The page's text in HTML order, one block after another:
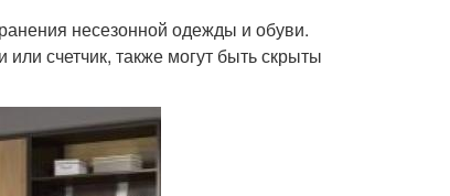
несезонной одежды и обуви.
счетчик, также могут быть скрыты